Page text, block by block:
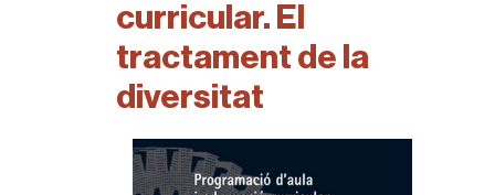
curricular. El
tractament de la
diversitat